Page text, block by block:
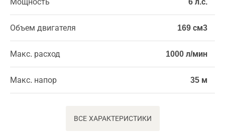
Мощность 6 л.с.
Объем двигателя 169 см3
Макс. расход 1000 л/мин
Макс. напор 35 м
ВСЕ ХАРАКТЕРИСТИКИ